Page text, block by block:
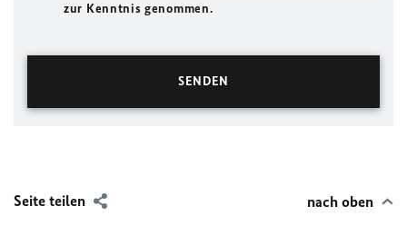
zur Kenntnis genommen.
Seite teilen nach oben